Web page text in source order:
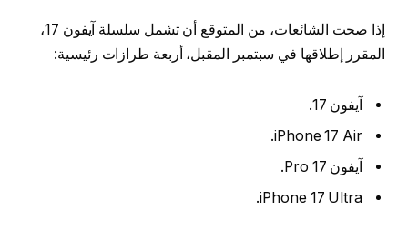
إذا صحت الشائعات، من المتوقع أن تشمل سلسلة آيفون 17،
المقرر إطلاقها في سبتمبر المقبل، أربعة طرازات رئيسية:
آيفون 17.
iPhone 17 Air.
آيفون 17 Pro.
iPhone 17 Ultra.